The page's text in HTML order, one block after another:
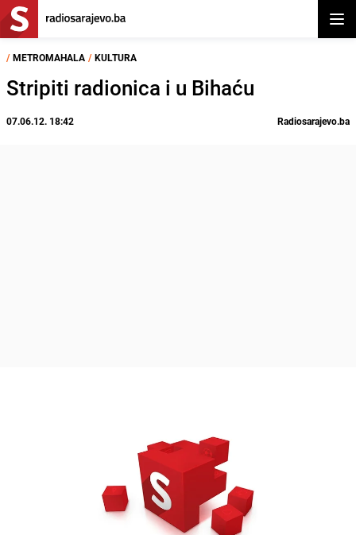
/ METROMAHALA / KULTURA
Stripiti radionica i u Bihaću
07.06.12. 18:42 Radiosarajevo.ba